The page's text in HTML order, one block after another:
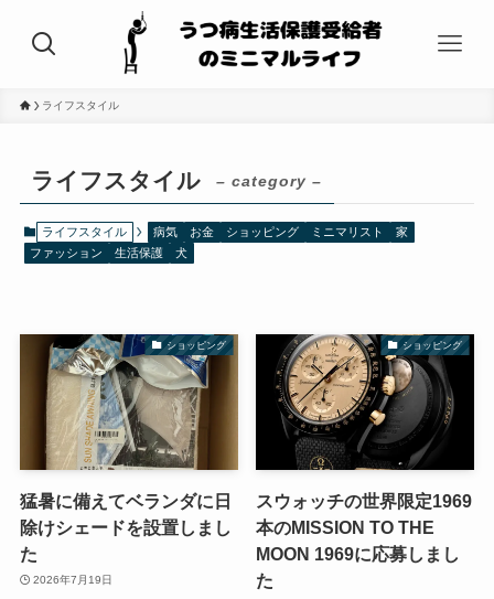
ライフスタイル
ライフスタイル – category –
ライフスタイル 病気 お金 ショッピング ミニマリスト
家
ファッション
生活保護 犬
ショッピング
猛暑に備えてベランダに日
除けシェードを設置しまし
た
2026年7月19日
ショッピング
スウォッチの世界限定1969
本のMISSION TO THE
MOON 1969に応募しまし
た